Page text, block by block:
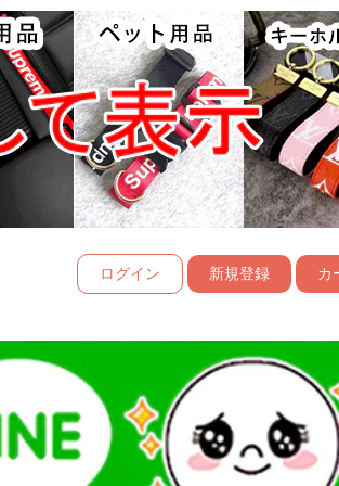
ログイン 新規登録 カ